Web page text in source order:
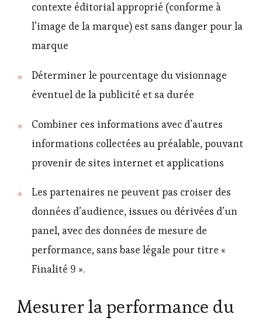
contexte éditorial approprié (conforme à
l’image de la marque) est sans danger pour la
marque
Déterminer le pourcentage du visionnage
éventuel de la publicité et sa durée
Combiner ces informations avec d’autres
informations collectées au préalable, pouvant
provenir de sites internet et applications
Les partenaires ne peuvent pas croiser des
données d’audience, issues ou dérivées d’un
panel, avec des données de mesure de
performance, sans base légale pour titre «
Finalité 9 ».
Mesurer la performance du